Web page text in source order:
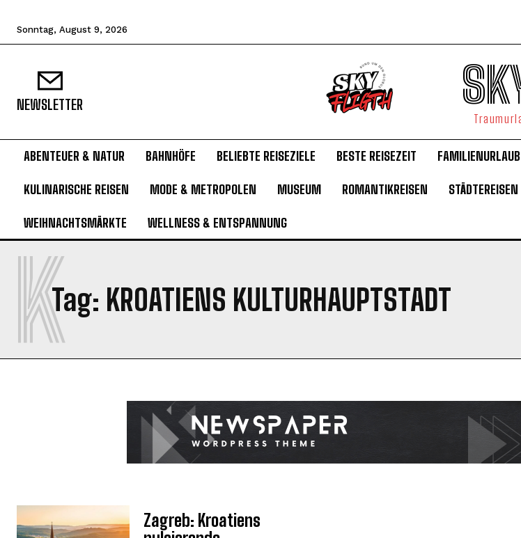
I WANT IN
Privacy Policy.
Sonntag, August 9, 2026
NEWSLETTER
ABENTEUER & NATUR BAHNHÖFE BELIEBTE REISEZIELE BESTE REISEZEIT FAMILIENURLAUB
KULINARISCHE REISEN MODE & METROPOLEN MUSEUM ROMANTIKREISEN STÄDTEREISEN
WEIHNACHTSMÄRKTE WELLNESS & ENTSPANNUNG
Tag: KROATIENS KULTURHAUPTSTADT
K
Zagreb: Kroatiens